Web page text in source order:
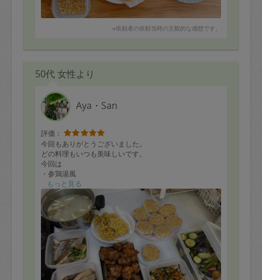
※依頼者の依頼当時の主観的な感想です。
50代 女性より
Aya・San
評価：
今回もありがとうございました。
どの料理もいつも美味しいです。
今回は
・参鶏湯風
・鶏の唐揚げ
・夏野菜の揚げ浸し
・煮魚のネギ添え
・野菜たっぷりチャプチェ
・じゃが芋のコロッケグラタン(冷凍可)
・人参とインゲンの胡麻和え
・ゴボウと人参のきんぴら
いただいたとうもろこしが残っていて、かき揚げと蒸し
ていただいて助かりました。暑い中、揚げ物ありがとう
ございました！写真は一部です。
もっと見る